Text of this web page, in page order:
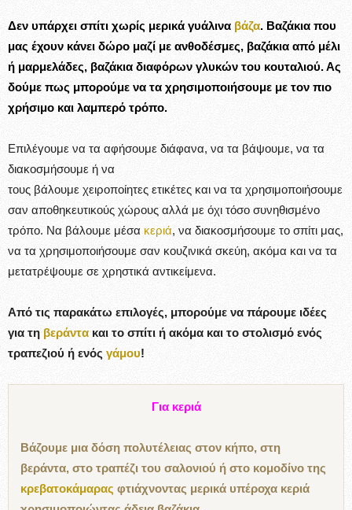
Δεν υπάρχει σπίτι χωρίς μερικά γυάλινα βάζα. Βαζάκια που
μας έχουν κάνει δώρο μαζί με ανθοδέσμες, βαζάκια από μέλι
ή μαρμελάδες, βαζάκια διαφόρων γλυκών του κουταλιού. Ας
δούμε πως μπορούμε να τα χρησιμοποιήσουμε με τον πιο
χρήσιμο και λαμπερό τρόπο.
Επιλέγουμε να τα αφήσουμε διάφανα, να τα βάψουμε, να τα
διακοσμήσουμε ή να
τους βάλουμε χειροποίητες ετικέτες και να τα χρησιμοποιήσουμε
σαν αποθηκευτικούς χώρους αλλά με όχι τόσο συνηθισμένο
τρόπο. Να βάλουμε μέσα κεριά, να διακοσμήσουμε το σπίτι μας,
να τα χρησιμοποιήσουμε σαν κουζινικά σκεύη, ακόμα και να τα
μετατρέψουμε σε χρηστικά αντικείμενα.
Από τις παρακάτω επιλογές, μπορούμε να πάρουμε ιδέες
για τη βεράντα και το σπίτι ή ακόμα και το στολισμό ενός
τραπεζιού ή ενός γάμου!
Για κεριά
Βάζουμε μια δόση πολυτέλειας στον κήπο, στη
βεράντα, στο τραπέζι του σαλονιού ή στο κομοδίνο της
κρεβατοκάμαρας φτιάχνοντας μερικά υπέροχα κεριά